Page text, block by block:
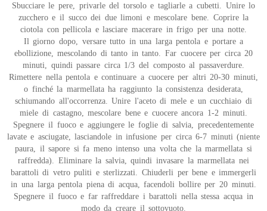
Sbucciare le pere, privarle del torsolo e tagliarle a cubetti. Unire lo
zucchero e il succo dei due limoni e mescolare bene. Coprire la
ciotola con pellicola e lasciare macerare in frigo per una notte.
Il giorno dopo, versare tutto in una larga pentola e portare a
ebollizione, mescolando di tanto in tanto. Far cuocere per circa 20
minuti, quindi passare circa 1/3 del composto al passaverdure.
Rimettere nella pentola e continuare a cuocere per altri 20-30 minuti,
o finché la marmellata ha raggiunto la consistenza desiderata,
schiumando all'occorrenza. Unire l'aceto di mele e un cucchiaio di
miele di castagno, mescolare bene e cuocere ancora 1-2 minuti.
Spegnere il fuoco e aggiungere le foglie di salvia, precedentemente
lavate e asciugate, lasciandole in infusione per circa 6-7 minuti (niente
paura, il sapore si fa meno intenso una volta che la marmellata si
raffredda). Eliminare la salvia, quindi invasare la marmellata nei
barattoli di vetro puliti e sterlizzati. Chiuderli per bene e immergerli
in una larga pentola piena di acqua, facendoli bollire per 20 minuti.
Spegnere il fuoco e far raffreddare i barattoli nella stessa acqua in
modo da creare il sottovuoto.